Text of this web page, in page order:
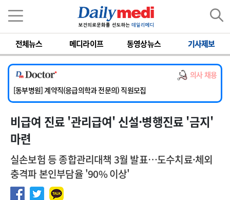
전체뉴스 메디라이프 동영상뉴스 기사제보
의사 채용
[서울아산병원] 2026년 하반기 인턴 모집
[영남대학교의료원] 마취통증의학과 임기제 임상의사 채용
[충남대학교병원] 소아청소년과(소아응급전담) 계약직 의사 공개채용
[동부병원] 계약직(응급의학과 전문의) 직원모집
[이대목동병원] 하반기 전공의(레지던트1년차) 모집
[서울아산병원] 2026년 하반기 인턴 모집
[영남대학교의료원] 마취통증의학과 임기제 임상의사 채용
비급여 진료 '관리급여' 신설·병행진료 '금지'
마련
실손보험 등 종합관리대책 3월 발표…도수치료·체외
충격파 본인부담율 '90% 이상'